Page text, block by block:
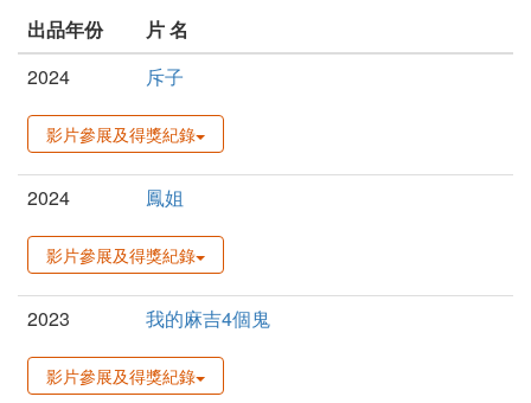
出品年份
片 名
2024
斥子
影片參展及得獎紀錄
2024 鳳姐
影片參展及得獎紀錄
2023 我的麻吉4個鬼
影片參展及得獎紀錄